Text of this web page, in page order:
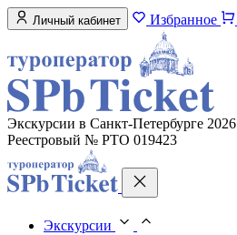
Личный кабинет Избранное
Экскурсии в Санкт-Петербурге 2026
Реестровый № РТО 019423
Экскурсии